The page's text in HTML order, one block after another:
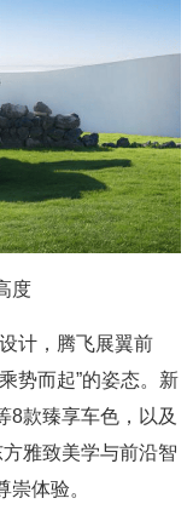
度
计，腾飞展翼前
势而起”的姿态。新
8款臻享车色，以及
雅致美学与前沿智
体验。